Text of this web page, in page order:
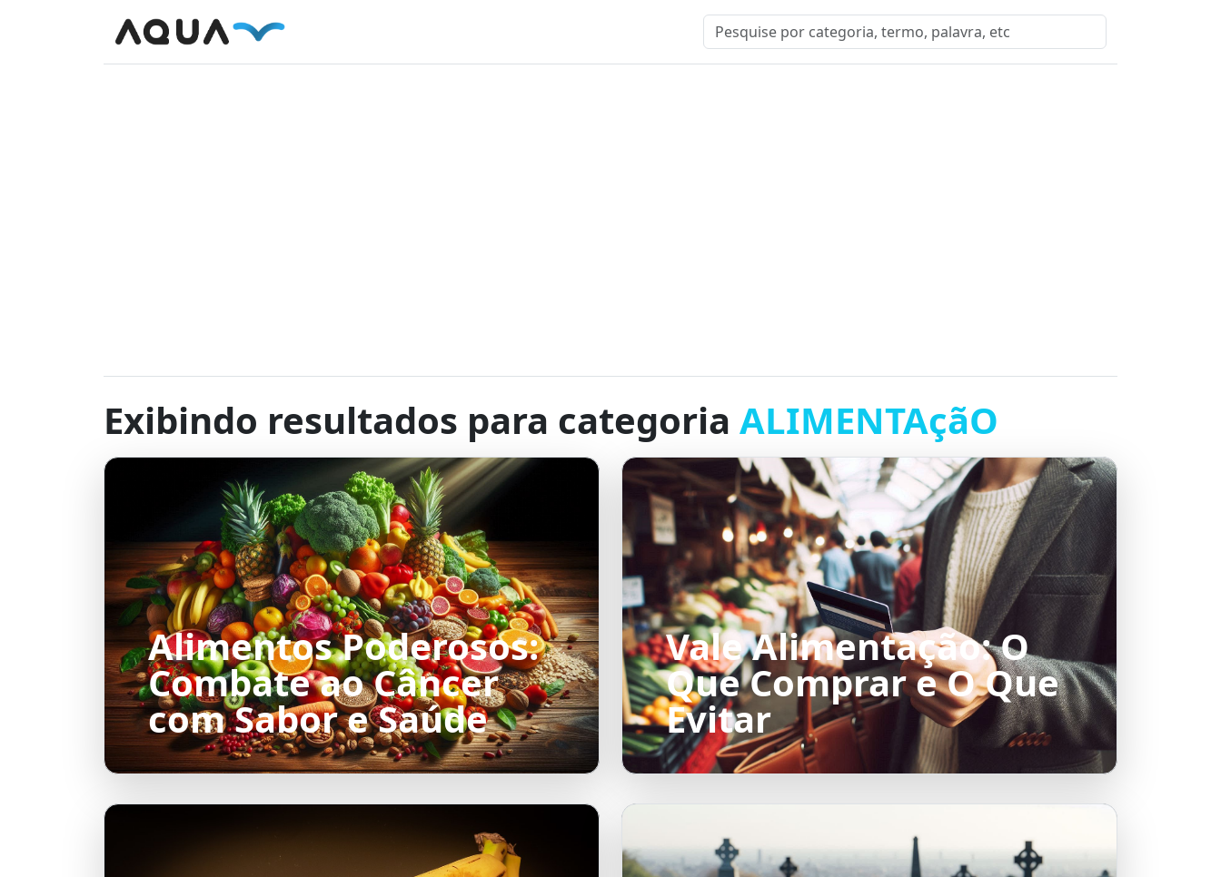
Exibindo resultados para categoria ALIMENTAçãO
Alimentos Poderosos:
Combate ao Câncer
com Sabor e Saúde
Vale Alimentação: O
Que Comprar e O Que
Evitar